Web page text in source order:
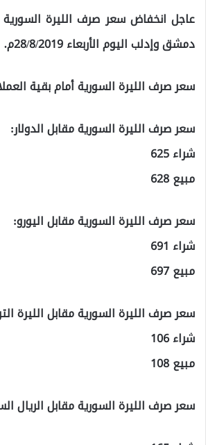
عاجل انخفاض سعر صرف الليرة
دمشق وإدلب اليوم الأربعاء 28/8/2019م.
سعر صرف الليرة السورية أمام بقية
سعر صرف الليرة السورية مقابل الدولار:
شراء 625
مبيع 628
سعر صرف الليرة السورية مقابل اليورو:
شراء 691
مبيع 697
سعر صرف الليرة السورية مقابل الليرة
شراء 106
مبيع 108
سعر صرف الليرة السورية مقابل الريال